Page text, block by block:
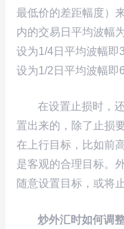
最低价的差距幅度）
内的交易日平均波幅
设为1/4日平均波幅即
设为1/2日平均波幅即
在设置止损时，
置出来的，除了止损
在上行目标，比如前
是客观的合理目标。
随意设置目标，或将
炒外汇时如何调